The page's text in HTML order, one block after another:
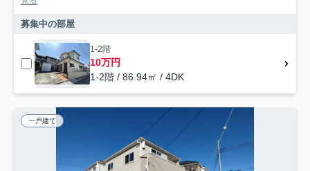
募集中の部屋
1-2階
10万円
1-2階 / 86.94㎡ / 4DK
一戸建て